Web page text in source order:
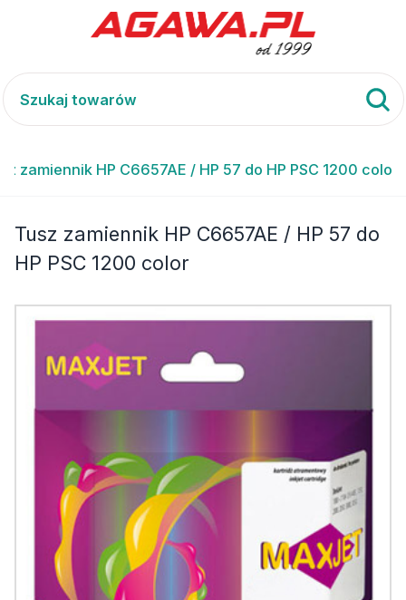
zamiennik HP C6657AE / HP 57 do HP PSC 1200 color
Tusz zamiennik HP C6657AE / HP 57 do
HP PSC 1200 color